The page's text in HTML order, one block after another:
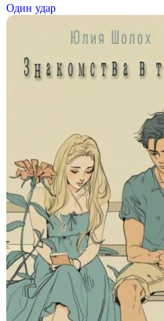
Один удар